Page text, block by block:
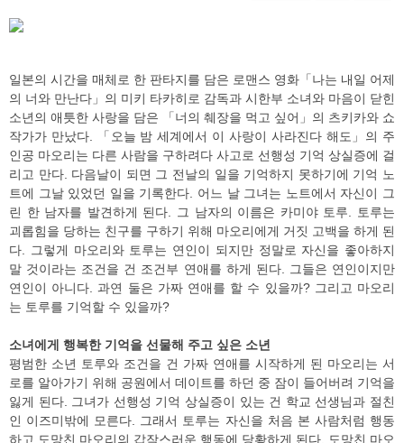
일본의 시간을 매체로 한 판타지를 담은 로맨스 영화「나는 내일 어제
의 너와 만난다」의 미키 타카히로 감독과 시한부 소녀와 마음이 닫힌
소년의 애틋한 사랑을 담은 「너의 췌장을 먹고 싶어」의 츠키카와 쇼
작가가 만났다. 「오늘 밤 세계에서 이 사랑이 사라진다 해도」의 주
인공 마오리는 다른 사람을 구하려다 사고로 선행성 기억 상실증에 걸
리고 만다. 다음날이 되면 그 전날의 일을 기억하지 못하기에 기억 노
트에 그날 있었던 일을 기록한다. 어느 날 그녀는 노트에서 자신이 그
린 한 남자를 발견하게 된다. 그 남자의 이름은 카미야 토루. 토루는
괴롭힘을 당하는 친구를 구하기 위해 마오리에게 거짓 고백을 하게 된
다. 그렇게 마오리와 토루는 연인이 되지만 정말로 자신을 좋아하지
말 것이라는 조건을 건 조건부 연애를 하게 된다. 그들은 연인이지만
연인이 아니다. 과연 둘은 가짜 연애를 할 수 있을까? 그리고 마오리
는 토루를 기억할 수 있을까?
소녀에게 행복한 기억을 선물해 주고 싶은 소년
평범한 소년 토루와 조건을 건 가짜 연애를 시작하게 된 마오리는 서
로를 알아가기 위해 공원에서 데이트를 하던 중 잠이 들어버려 기억을
잃게 된다. 그녀가 선행성 기억 상실증이 있는 건 학교 선생님과 절친
인 이즈미밖에 모른다. 그래서 토루는 자신을 처음 본 사람처럼 행동
하고 도망친 마오리의 갑작스러운 행동에 당황하게 된다. 도망친 마오